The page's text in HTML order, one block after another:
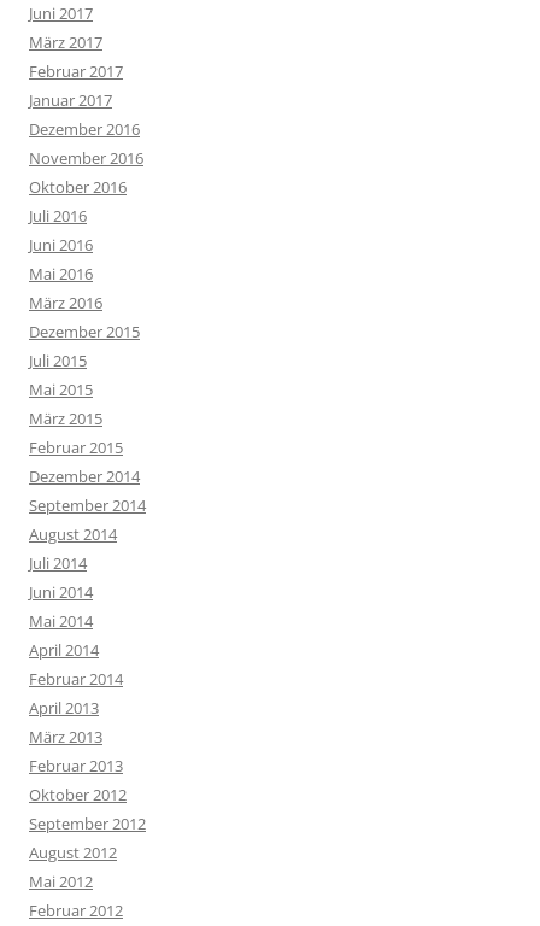
Juni 2017
März 2017
Februar 2017
Januar 2017
Dezember 2016
November 2016
Oktober 2016
Juli 2016
Juni 2016
Mai 2016
März 2016
Dezember 2015
Juli 2015
Mai 2015
März 2015
Februar 2015
Dezember 2014
September 2014
August 2014
Juli 2014
Juni 2014
Mai 2014
April 2014
Februar 2014
April 2013
März 2013
Februar 2013
Oktober 2012
September 2012
August 2012
Mai 2012
Februar 2012